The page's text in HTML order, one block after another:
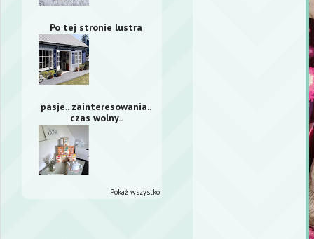
Po tej stronie lustra
pasje.. zainteresowania..
czas wolny..
Pokaż wszystko